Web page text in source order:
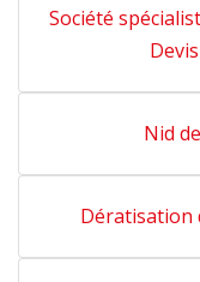
Société
Nid
Dératisation